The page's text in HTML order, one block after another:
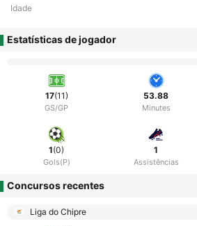
Idade
Estatísticas de jogador
17(11)
GS/GP
53.88
Minutes
1(0)
Gols(P)
1
Assistências
Concursos recentes
Liga do Chipre